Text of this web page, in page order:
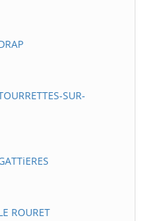
SUR-
ROURET